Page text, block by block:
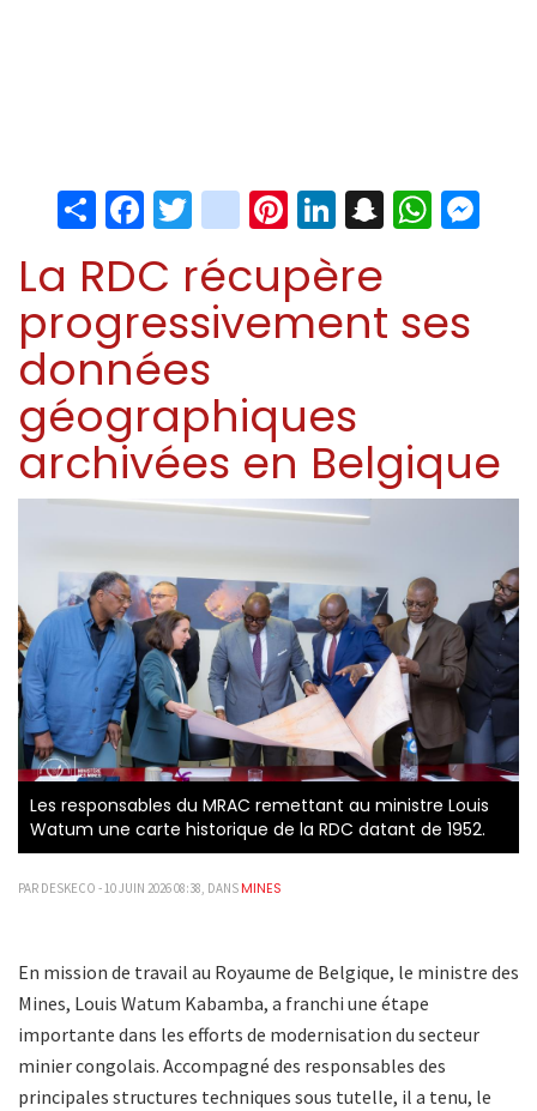
ShareFacebook
Twitter
instagram
Pinterest
LinkedIn
Snapchat
La RDC récupère
progressivement ses
données
géographiques
archivées en Belgique
Les responsables du MRAC remettant au ministre Louis
Watum une carte historique de la RDC datant de 1952.
PAR DESKECO - 10 JUIN 2026 08:38, DANS MINES
En mission de travail au Royaume de Belgique, le ministre des
Mines, Louis Watum Kabamba, a franchi une étape
importante dans les efforts de modernisation du secteur
minier congolais. Accompagné des responsables des
principales structures techniques sous tutelle, il a tenu, le